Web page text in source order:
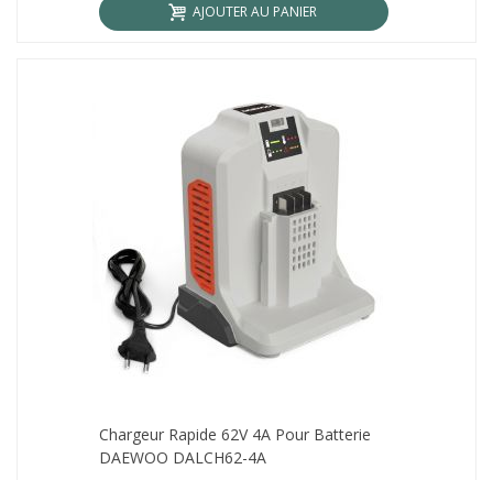
AJOUTER AU PANIER
Chargeur Rapide 62V 4A Pour Batterie
DAEWOO DALCH62-4A